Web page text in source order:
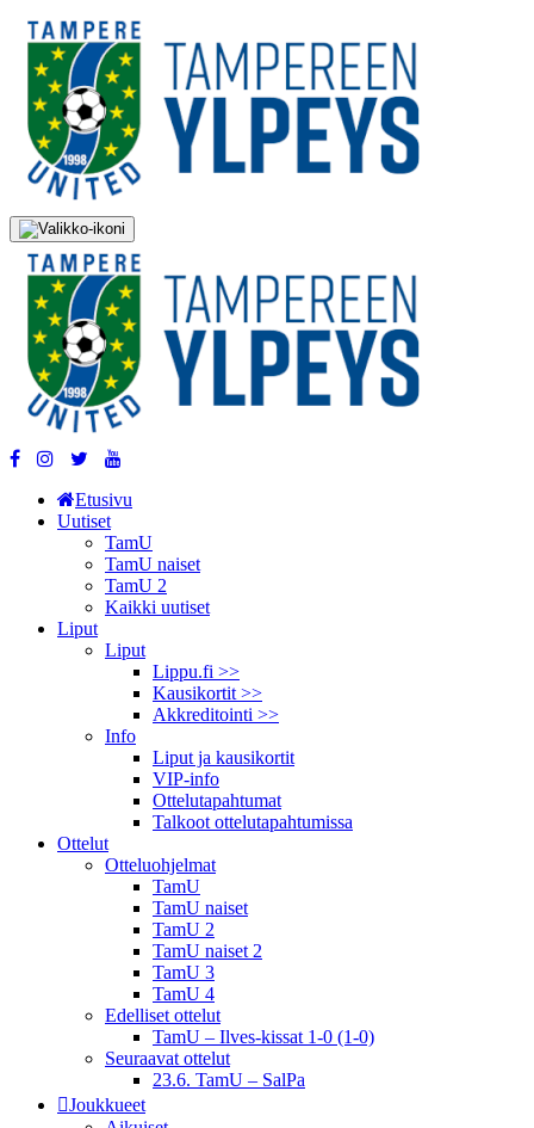
Etusivu
Uutiset
TamU
TamU naiset
TamU 2
Kaikki uutiset
Liput
Liput
Lippu.fi >>
Kausikortit >>
Akkreditointi >>
Info
Liput ja kausikortit
VIP-info
Ottelutapahtumat
Talkoot ottelu­tapahtumissa
Ottelut
Otteluohjelmat
TamU
TamU naiset
TamU 2
TamU naiset 2
TamU 3
TamU 4
Edelliset ottelut
TamU – Ilves-kissat 1-0 (1-0)
Seuraavat ottelut
23.6. TamU – SalPa
Joukkueet